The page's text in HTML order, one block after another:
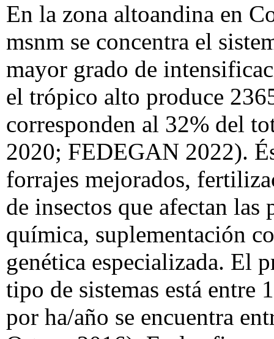
En la zona altoandina en
msnm se concentra el
mayor grado de
el trópico alto produce
corresponden al 32% del
2020; FEDEGAN 2022).
forrajes mejorados,
de insectos que afectan las
química, suplementación
genética especializada. El
tipo de sistemas está
por ha/año se encuentra